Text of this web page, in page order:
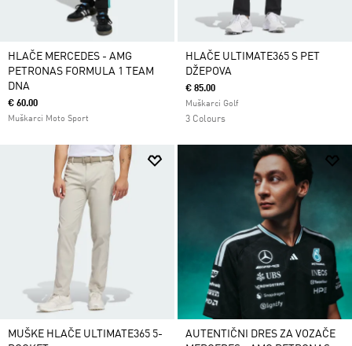
HLAČE MERCEDES - AMG
PETRONAS FORMULA 1 TEAM
DNA
€ 60.00
Muškarci Moto Sport
HLAČE ULTIMATE365 S PET
DŽEPOVA
€ 85.00
Muškarci Golf
3 Colours
MUŠKE HLAČE ULTIMATE365 5-
AUTENTIČNI DRES ZA VOZAČE